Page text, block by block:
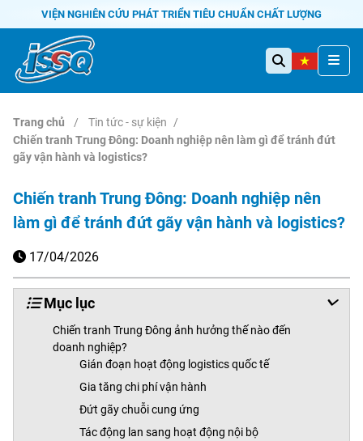
VIỆN NGHIÊN CỨU PHÁT TRIỂN TIÊU CHUẨN CHẤT LƯỢNG
Trang chủ
Tin tức - sự kiện
Chiến tranh Trung Đông: Doanh nghiệp nên làm gì để tránh đứt
gãy vận hành và logistics?
Chiến tranh Trung Đông: Doanh nghiệp nên
làm gì để tránh đứt gãy vận hành và logistics?
17/04/2026
Mục lục
Chiến tranh Trung Đông ảnh hưởng thế nào đến
doanh nghiệp?
Gián đoạn hoạt động logistics quốc tế
Gia tăng chi phí vận hành
Đứt gãy chuỗi cung ứng
Tác động lan sang hoạt động nội bộ